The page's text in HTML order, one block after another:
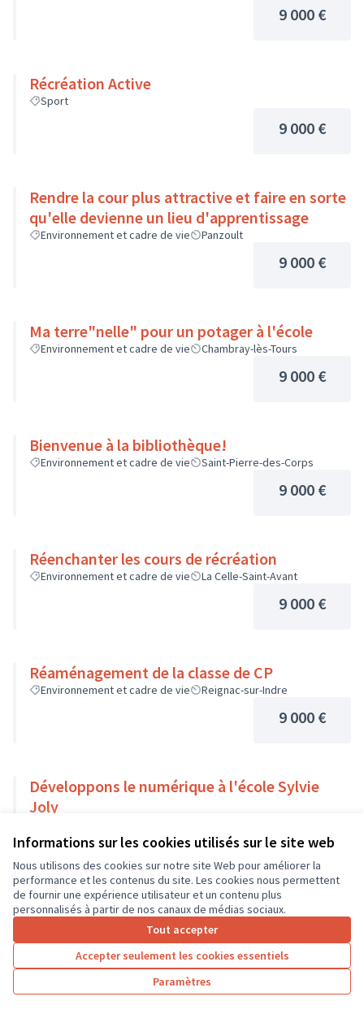
Informations sur les cookies utilisés sur le site web
Nous utilisons des cookies sur notre site Web pour améliorer la
performance et les contenus du site. Les cookies nous permettent
de fournir une expérience utilisateur et un contenu plus
personnalisés à partir de nos canaux de médias sociaux.
Tout accepter
Accepter seulement les cookies essentiels
Paramètres
9 000 €
Récréation Active
Sport
9 000 €
Rendre la cour plus attractive et faire en sorte
qu'elle devienne un lieu d'apprentissage
Environnement et cadre de vie Panzoult
9 000 €
Ma terre"nelle" pour un potager à l'école
Environnement et cadre de vie Chambray-lès-Tours
9 000 €
Bienvenue à la bibliothèque!
Environnement et cadre de vie Saint-Pierre-des-Corps
9 000 €
Réenchanter les cours de récréation
Environnement et cadre de vie La Celle-Saint-Avant
9 000 €
Réaménagement de la classe de CP
Environnement et cadre de vie Reignac-sur-Indre
9 000 €
Développons le numérique à l'école Sylvie
Joly
9 000 €
Résultats par page : 25
1 2 3 4 5 6 7